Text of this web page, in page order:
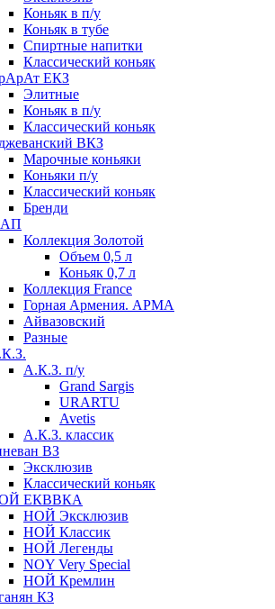
Коньяк в п/у
Коньяк в тубе
Спиртные напитки
Классический коньяк
ЕКЗ
Элитные
Коньяк в п/у
Классический коньяк
ВКЗ
Марочные коньяки
Коньяки п/у
Классический коньяк
Бренди
Коллекция Золотой
Объем 0,5 л
Коньяк 0,7 л
Коллекция France
Горная Армения. АРМА
Айвазовский
Разные
А.К.З. п/у
Grand Sargis
URARTU
Avetis
А.К.З. классик
ВЗ
Эксклюзив
Классический коньяк
ЕКВВКА
НОЙ Эксклюзив
НОЙ Классик
НОЙ Легенды
NOY Very Speсial
НОЙ Кремлин
КЗ